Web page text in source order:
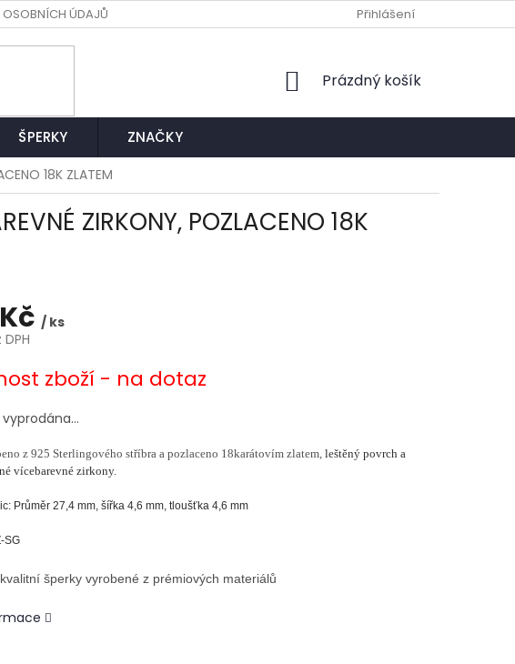
ÚDAJŮ EXPEDIČNÍ A KONTAKTNÍ MÍSTO
Přihlášení
NÁKUPNÍ
Prázdný košík
ŠPERKY ZNAČKY
18K ZLATEM
ZIRKONY, POZLACENO 18K
/ ks
zboží - na dotaz
vyprodána…
z 925 Sterlingového stříbra a pozlaceno 18karátovím zlatem, leštěný povrch a
vícebarevné zirkony.
Průměr 27,4 mm, šířka 4,6 mm, tloušťka 4,6 mm
SG
šperky vyrobené z prémiových materiálů